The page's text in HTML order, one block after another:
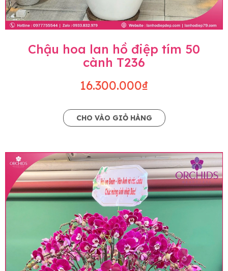
Chậu hoa lan hồ điệp tím 50
cành T236
16.300.000₫
CHO VÀO GIỎ HÀNG